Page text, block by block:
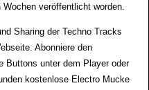
veröffentlicht worden.
Sharing der Techno Tracks
Abonniere den
Buttons unter dem Player oder
kostenlose Electro Mucke